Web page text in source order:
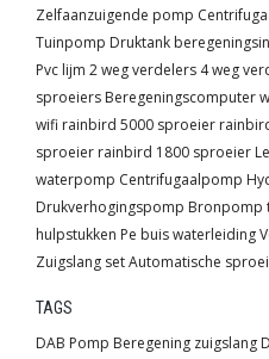
Zelfaanzuigende pomp
Tuinpomp Druktank
Pvc lijm 2 weg verdelers 4 weg
sproeiers Beregeningscomputer
wifi rainbird 5000 sproeier
sproeier rainbird 1800 sproeier
waterpomp Centrifugaalpomp
Drukverhogingspomp Bronpomp
hulpstukken Pe buis waterleiding
Zuigslang setAutomatische
TAGS
DAB Pomp Beregening zuigslang